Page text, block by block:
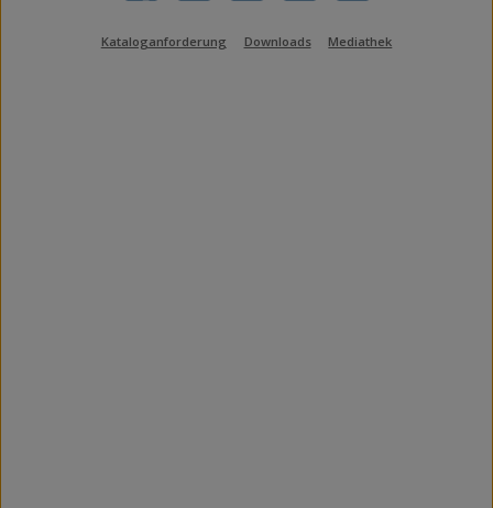
Kataloganforderung Downloads Mediathek